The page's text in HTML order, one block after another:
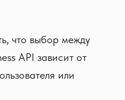
что выбор между
API зависит от
или